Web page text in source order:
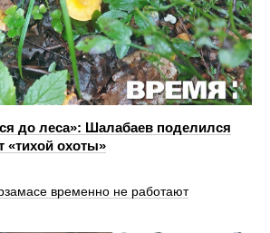
до леса»: Шалабаев поделился
«тихой охоты»
временно не работают